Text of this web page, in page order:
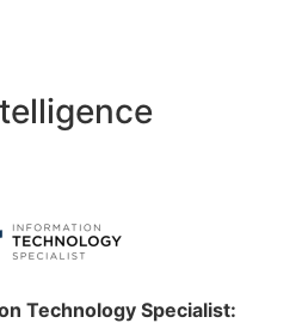
Technology Specialist: